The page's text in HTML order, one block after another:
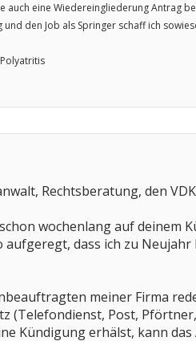
eine Wiedereingliederung Antrag
den Job als Springer schaff ich
Rechtsberatung, den
wochenlang auf deinem
aufgeregt, dass ich zu
meiner Firma
Post,
Kündigung erhälst, kann